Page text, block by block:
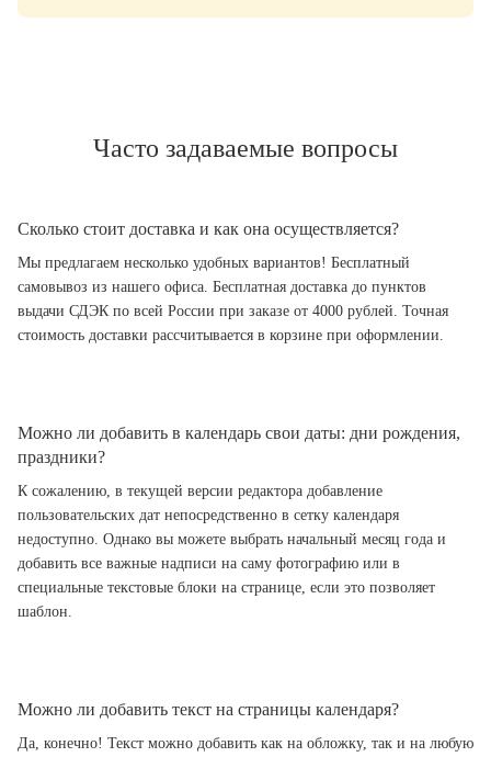
Часто задаваемые вопросы
Сколько стоит доставка и как она осуществляется?
Мы предлагаем несколько удобных вариантов! Бесплатный
самовывоз из нашего офиса. Бесплатная доставка до пунктов
выдачи СДЭК по всей России при заказе от 4000 рублей. Точная
стоимость доставки рассчитывается в корзине при оформлении.
Можно ли добавить в календарь свои даты: дни рождения,
праздники?
К сожалению, в текущей версии редактора добавление
пользовательских дат непосредственно в сетку календаря
недоступно. Однако вы можете выбрать начальный месяц года и
добавить все важные надписи на саму фотографию или в
специальные текстовые блоки на странице, если это позволяет
шаблон.
Можно ли добавить текст на страницы календаря?
Да, конечно! Текст можно добавить как на обложку, так и на любую